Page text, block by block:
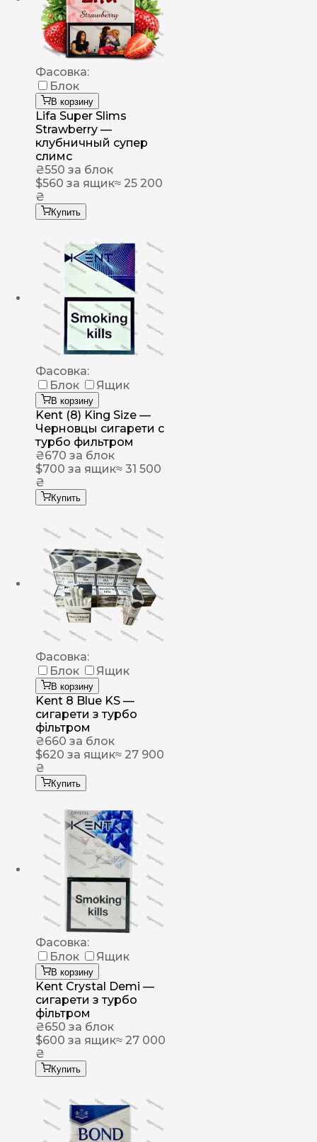
Фасовка:
Блок
В корзину
Lifa Super Slims
Strawberry —
клубничный супер
слимс
₴550 за блок
$560 за ящик≈ 25 200
₴
Купить
Фасовка:
Блок
Ящик
В корзину
Kent (8) King Size —
Черновцы сигарети с
турбо фильтром
₴670 за блок
$700 за ящик≈ 31 500
₴
Купить
Фасовка:
Блок
Ящик
В корзину
Kent 8 Blue KS —
сигарети з турбо
фільтром
₴660 за блок
$620 за ящик≈ 27 900
₴
Купить
Фасовка:
Блок
Ящик
В корзину
Kent Crystal Demi —
сигарети з турбо
фільтром
₴650 за блок
$600 за ящик≈ 27 000
₴
Купить